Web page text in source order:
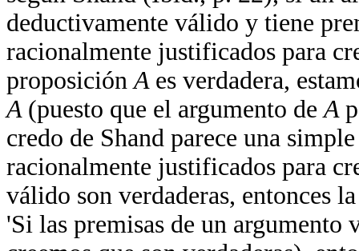
deductivamente válido y tiene
racionalmente justificados para
proposición A es verdadera,
A (puesto que el argumento de A
credo de Shand parece una
racionalmente justificados para
válido son verdaderas, entonces
'Si las premisas de un argumento